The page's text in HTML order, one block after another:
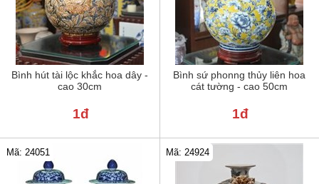
Bình hút tài lộc khắc hoa dây -
cao 30cm
1đ
Bình sứ phonng thủy liên hoa
cát tường - cao 50cm
1đ
Mã: 24051 Mã: 24924